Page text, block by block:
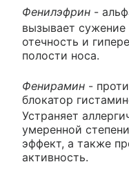
Фенилэфрин -
вызывает сужение
отечность и
полости носа.
Фенирамин -
блокатор
Устраняет
умеренной
эффект, а также
активность.